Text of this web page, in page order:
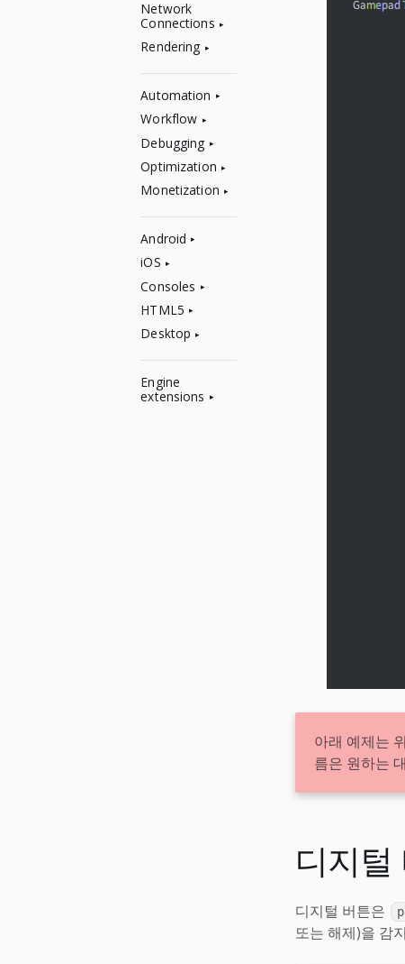
Network
Connections
Rendering
Automation
Workflow
Debugging
Optimization
Monetization
Android
iOS
Consoles
HTML5
Desktop
Engine
extensions
아래 예제는
름은 원하는
디지털
디지털 버튼은
또는 해제)을 감